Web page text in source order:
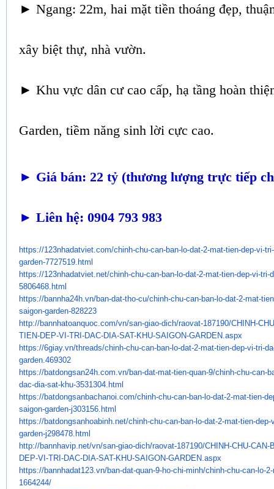
► Ngang: 22m, hai mặt tiền thoáng đẹp,
xây biệt thự, nhà vườn.
► Khu vực dân cư cao cấp, hạ tầng hoàn
Garden, tiềm năng sinh lời cực cao.
► Giá bán: 22 tỷ (thương lượng trực tiếp
► Liên hệ: 0904 793 983
https://123nhadatviet.com/chinh-chu-can-ban-lo-dat-2-mat-tien-dep-vi-
garden-7727519. html
https://123nhadatviet.net/chinh-chu-can-ban-lo-dat-2-mat-tien-dep-vi-tri-
5806468. html
https://bannha24h.vn/ban-dat-tho-cu/chinh-chu-can-ban-lo-dat-2-mat-
saigon-garden-828223
http://bannhatoanquoc.com/vn/san-giao-dich/raovat-187190/CHINH-
TIEN-DEP-VI-TRI-DAC-DIA-SAT-KHU-SAIGON-GARDEN.aspx
https://6giay.vn/threads/chinh-chu-can-ban-lo-dat-2-mat-tien-dep-vi-tri-
garden.469302
https://batdongsan24h.com.vn/ban-dat-mat-tien-quan-9/chinh-chu-can-
dac-dia-sat-khu-3531304.html
https://batdongsanbachanoi. com/chinh-chu-can-ban-lo-dat-2-mat-tien-
saigon-garden-j303156. html
https://batdongsanhoabinh.net/chinh-chu-can-ban-lo-dat-2-mat-tien-dep-
garden-j298478. html
http://bannhavip.net/vn/san-giao-dich/raovat-187190/CHINH-CHU-CAN-
DEP-VI-TRI-DAC-DIA-SAT-KHU-SAIGON-GARDEN.aspx
https://bannhadat123.vn/ban-dat-quan-9-ho-chi-minh/chinh-chu-can-lo-
1664244/